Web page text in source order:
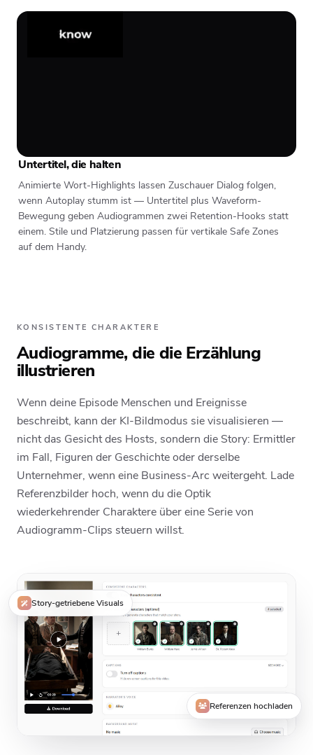
Untertitel, die halten
Animierte Wort-Highlights lassen Zuschauer Dialog folgen,
wenn Autoplay stumm ist — Untertitel plus Waveform-
Bewegung geben Audiogrammen zwei Retention-Hooks statt
einem. Stile und Platzierung passen für vertikale Safe Zones
auf dem Handy.
KONSISTENTE CHARAKTERE
Audiogramme, die die Erzählung
illustrieren
Wenn deine Episode Menschen und Ereignisse
beschreibt, kann der KI-Bildmodus sie visualisieren —
nicht das Gesicht des Hosts, sondern die Story: Ermittler
im Fall, Figuren der Geschichte oder derselbe
Unternehmer, wenn eine Business-Arc weitergeht. Lade
Referenzbilder hoch, wenn du die Optik
wiederkehrender Charaktere über eine Serie von
Audiogramm-Clips steuern willst.
Story-getriebene Visuals
Referenzen hochladen